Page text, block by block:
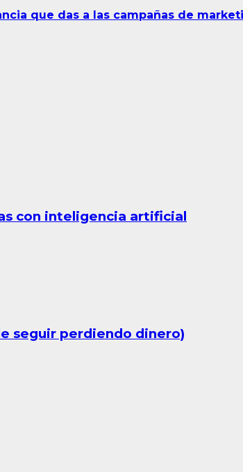
que das a las campañas de
con inteligencia artificial
seguir perdiendo dinero)